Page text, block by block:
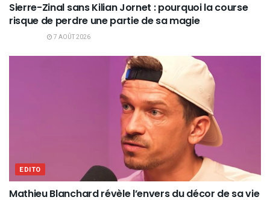
Sierre-Zinal sans Kilian Jornet : pourquoi la course
risque de perdre une partie de sa magie
7 AOÛT 2026
EDITO
Mathieu Blanchard révèle l’envers du décor de sa vie